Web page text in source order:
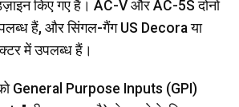
किए गए हैं। AC-V और AC-5S दोनों
हैं, और सिंगल-गैंग US Decora या
में उपलब्ध हैं।
General Purpose Inputs (GPI)